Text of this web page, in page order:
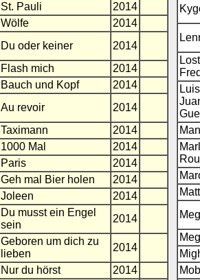
St. Pauli
2014
Wölfe
2014
Du oder keiner
2014
Flash mich
2014
Bauch und Kopf
2014
Au revoir
2014
Taximann
2014
1000 Mal
2014
Paris
2014
Geh mal Bier holen
2014
Joleen
2014
Du musst ein Engel
sein
2014
Geboren um dich zu
lieben
2014
Nur du hörst
2014
Lost